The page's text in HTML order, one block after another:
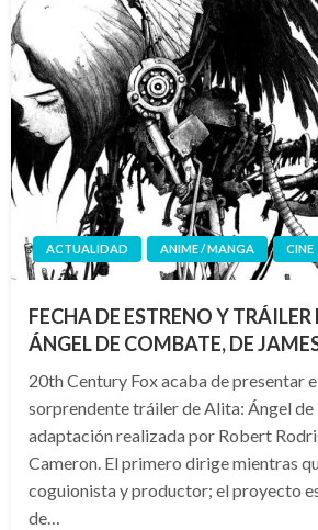
ACTUALIDAD ANIME / MANGA CINE
FECHA DE ESTRENO Y
ÁNGEL DE COMBATE, DE
20th Century Fox acaba de presentar
sorprendente tráiler de Alita: Ángel de
adaptación realizada por Robert
Cameron. El primero dirige mientras
coguionista y productor; el proyecto
de…